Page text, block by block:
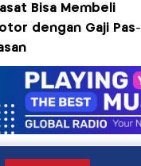
Bisa Membeli
dengan Gaji Pas-